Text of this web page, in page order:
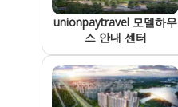
unionpaytravel 모델하우
스 안내 센터